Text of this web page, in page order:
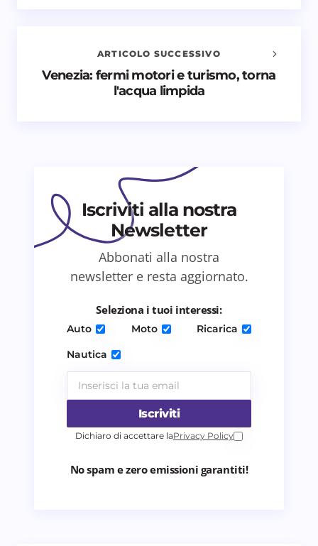
Salva il mio nome e email in questo browser
per il prossimo commento.
Invia commento
ARTICOLO SUCCESSIVO
Venezia: fermi motori e turismo, torna
l'acqua limpida
Iscriviti alla nostra
Newsletter
Abbonati alla nostra
newsletter e resta aggiornato.
Seleziona i tuoi interessi:
Auto Moto
Ricarica
Nautica
Iscriviti
Dichiaro di accettare laPrivacy Policy
No spam e zero emissioni garantiti!